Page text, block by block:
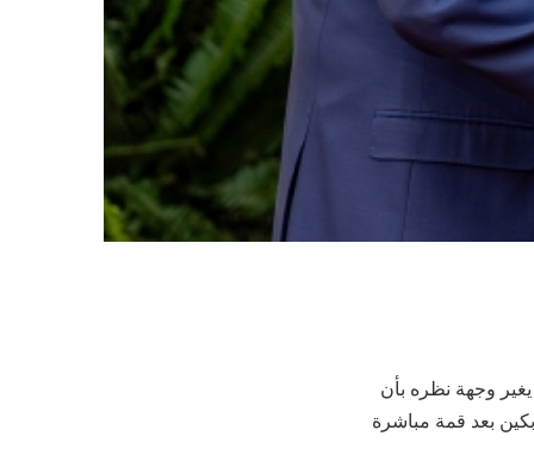
وجهة نظره بأن
بعد قمة مباشرة